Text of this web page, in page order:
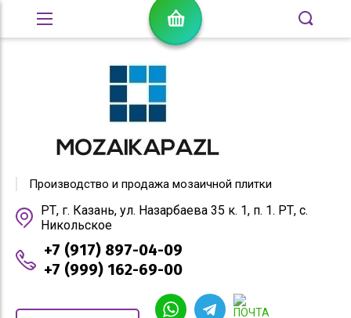
Производство и продажа мозаичной плитки
РТ, г. Казань, ул. Назарбаева 35 к. 1, п. 1. РТ, с.
Никольское
+7 (917) 897-04-09
+7 (999) 162-69-00